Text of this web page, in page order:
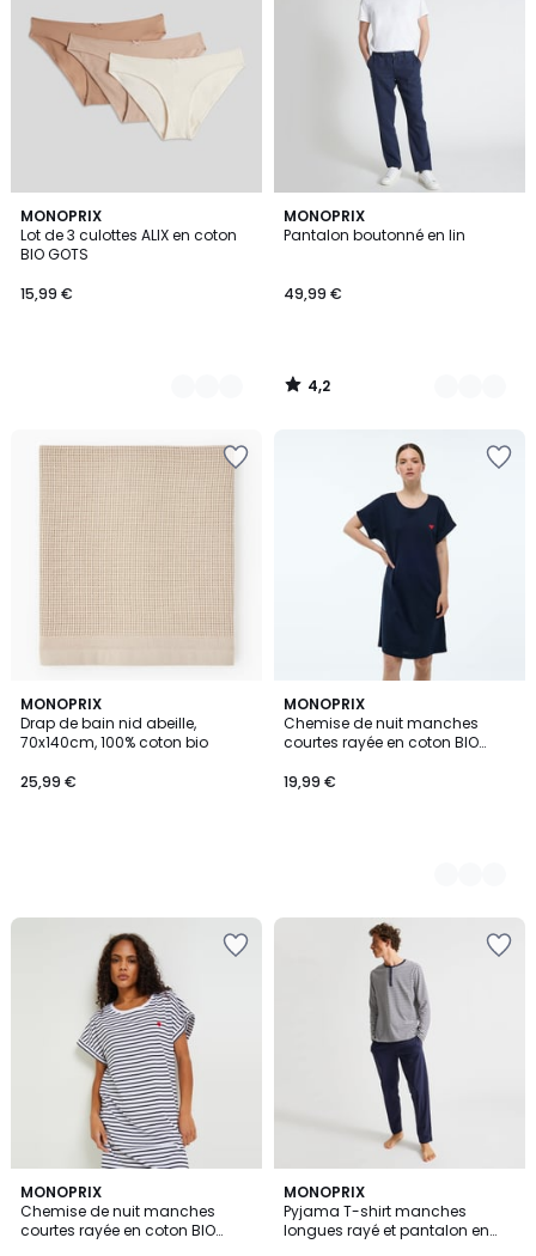
MONOPRIX
Lot de 3 culottes ALIX en coton
BIO GOTS
15,99 €
4
Couleurs
MONOPRIX
Pantalon boutonné en lin
49,99 €
4,2
/ 5
3
Couleurs
4,2
/
MONOPRIX
Drap de bain nid abeille,
70x140cm, 100% coton bio
25,99 €
MONOPRIX
Chemise de nuit manches
courtes rayée en coton BIO
19,99 €
2
Couleurs
MONOPRIX
Chemise de nuit manches
courtes rayée en coton BIO
5
/
5
2
Couleurs
MONOPRIX
Pyjama T-shirt manches
longues rayé et pantalon en
4,9
/ 5
5
Couleurs